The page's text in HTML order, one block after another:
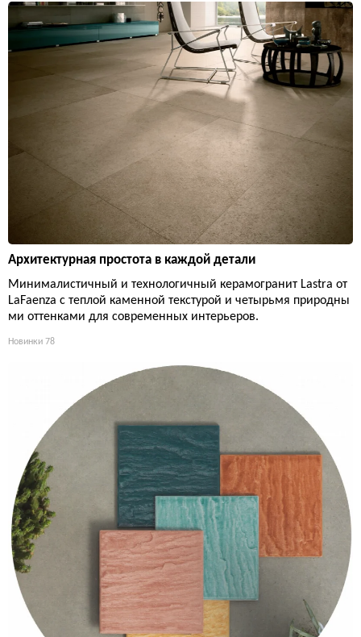
Архитектурная простота в каждой детали
Минималистичный и технологичный керамогранит Lastra от
LaFaenza с теплой каменной текстурой и четырьмя природны
ми оттенками для современных интерьеров.
Новинки 78